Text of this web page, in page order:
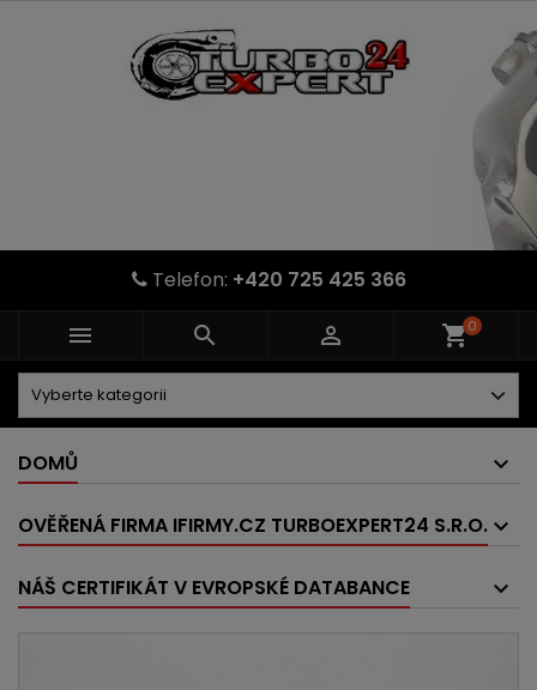
Telefon: +420 725 425 366
   shopping_cart0
DOMŮ
OVĚŘENÁ FIRMA IFIRMY.CZ TURBOEXPERT24 S.R.O.
NÁŠ CERTIFIKÁT V EVROPSKÉ DATABANCE